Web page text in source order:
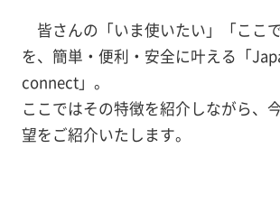
皆さんの「いま使いたい」「ここ
を、簡単・便利・安全に叶える「
connect」。
ここではその特徴を紹介しながら、
望をご紹介いたします。